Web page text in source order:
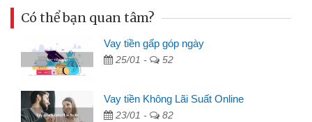
Có thể bạn quan tâm?
Vay tiền gấp góp ngày
25/01 - 52
Vay tiền Không Lãi Suất Online
23/01 - 82